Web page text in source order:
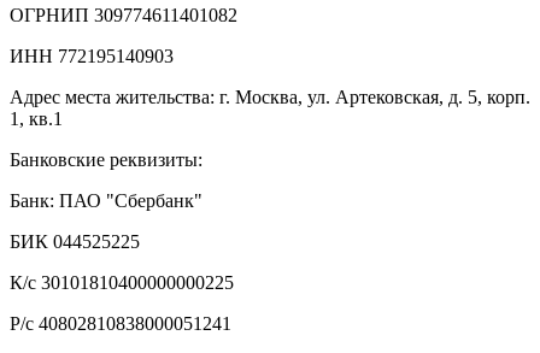
ОГРНИП 309774611401082
ИНН 772195140903
Адрес места жительства: г. Москва, ул. Артековская, д. 5, корп.
1, кв.1
Банковские реквизиты:
Банк: ПАО "Сбербанк"
БИК 044525225
К/с 30101810400000000225
Р/с 40802810838000051241